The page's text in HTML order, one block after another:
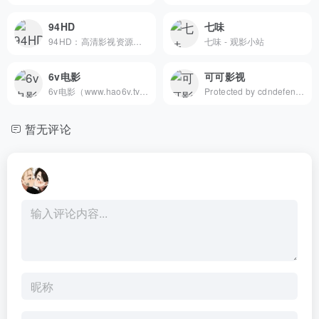
94HD 七味
七味 - 观影小站
6v电影 可可影视
暂无评论